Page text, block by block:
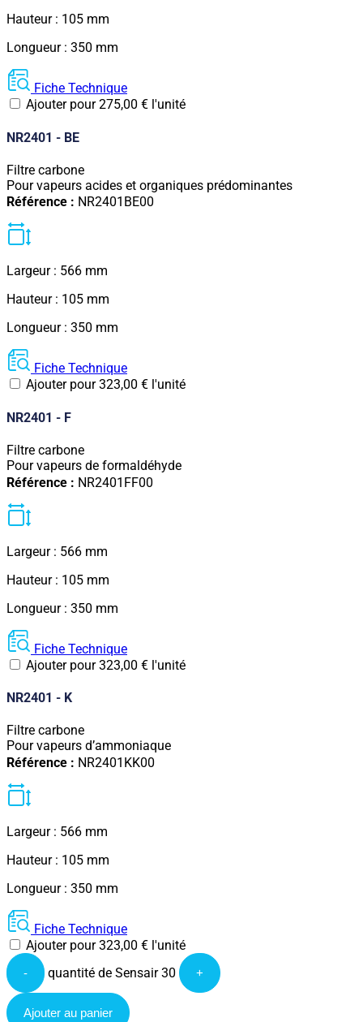
Hauteur : 105 mm
Longueur : 350 mm
Fiche Technique
Ajouter pour275,00 € l'unité
NR2401 - BE
Filtre carbone
Pour vapeurs acides et organiques prédominantes
Référence : NR2401BE00
Largeur : 566 mm
Hauteur : 105 mm
Longueur : 350 mm
Fiche Technique
Ajouter pour323,00 € l'unité
NR2401 - F
Filtre carbone
Pour vapeurs de formaldéhyde
Référence : NR2401FF00
Largeur : 566 mm
Hauteur : 105 mm
Longueur : 350 mm
Fiche Technique
Ajouter pour323,00 € l'unité
NR2401 - K
Filtre carbone
Pour vapeurs d’ammoniaque
Référence : NR2401KK00
Largeur : 566 mm
Hauteur : 105 mm
Longueur : 350 mm
Fiche Technique
Ajouter pour323,00 € l'unité
- quantité de Sensair 30 +
Ajouter au panier